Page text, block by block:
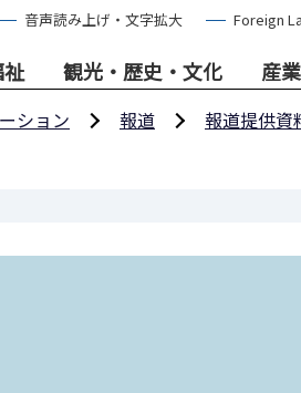
音声読み上げ・文字拡大 Foreign
観光・歴史・文化 産
ション 報道
報道提供資